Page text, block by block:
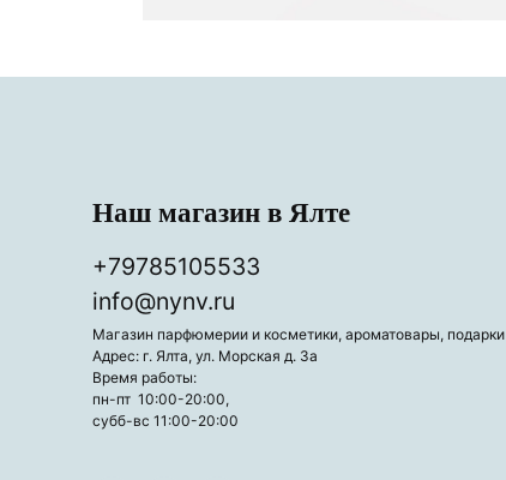
Наш магазин в Ялте
+79785105533
info@nynv.ru
Магазин парфюмерии и косметики, ароматовары, подарки
Адрес: г. Ялта, ул. Морская д. 3а
Время работы:
пн-пт 10:00-20:00,
субб-вс 11:00-20:00